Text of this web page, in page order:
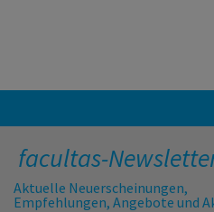
facultas-
Aktuelle Neuerscheinungen,
Empfehlungen, Angebote und